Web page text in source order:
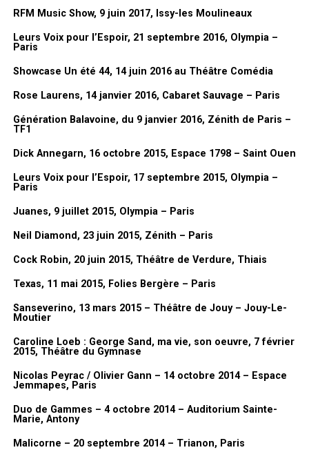
présenter en quelques mots ?
rétrospective de tout ça, de toutes
sur ces années à la télé. Et puis
toujours parce que Dorothée, je l’ai
que le premier album,Les Jardins des
après il y a eu les albums, les
quand Cabua suggéré que je le
remplace à TF1.
Et après il y a eu les bandes dessinées. Il y a eu lesDorothée Jeux
lesDorothée Magazines, les BD, et puis le clip de
. Justement, je demandais à Jean-Luc parce que je ne m’en
rappelais pas. Je l’ai vu il n’y a pas longtemps et je lui ai demandé :
que je fasse le clip de Dorothée puisque j’en avais jamais fait ?» En
fait, avec elle, il m’a dit : «
couloir et tu m’as donné ton idée. J’ai trouvé ça bien« . Voilà, c’est le
hasard et c’est comme ça que ça s’est fait.
Et par contre, j’avais juste fait une suggestion : je voulais le
tourner en 35mm à l’époque et donc il était d’accord. On l’a fait
en 35 mm…
RFM Music Show, 9 juin 2017, Issy-les Moulineaux
Leurs Voix pour l’Espoir, 21 septembre 2016, Olympia –
Paris
Showcase Un été 44, 14 juin 2016 au Théâtre Comédia
Rose Laurens, 14 janvier 2016, Cabaret Sauvage – Paris
Génération Balavoine, du 9 janvier 2016, Zénith de Paris –
TF1
Dick Annegarn, 16 octobre 2015, Espace 1798 – Saint Ouen
Leurs Voix pour l’Espoir, 17 septembre 2015, Olympia –
Paris
Juanes, 9 juillet 2015, Olympia – Paris
Neil Diamond, 23 juin 2015, Zénith – Paris
Cock Robin, 20 juin 2015, Théâtre de Verdure, Thiais
Texas, 11 mai 2015, Folies Bergère – Paris
Sanseverino, 13 mars 2015 – Théâtre de Jouy – Jouy-Le-
Moutier
Caroline Loeb : George Sand, ma vie, son oeuvre, 7 février
2015, Théâtre du Gymnase
Nicolas Peyrac / Olivier Gann – 14 octobre 2014 – Espace
Jemmapes, Paris
Duo de Gammes – 4 octobre 2014 – Auditorium Sainte-
Marie, Antony
Malicorne – 20 septembre 2014 – Trianon, Paris